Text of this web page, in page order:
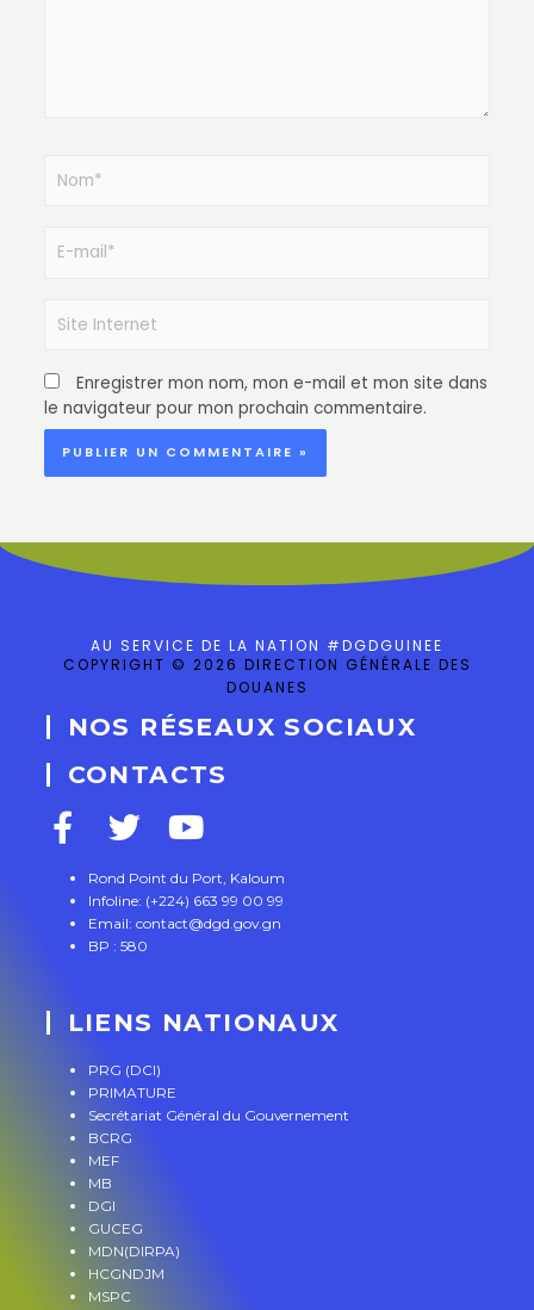
Enregistrer mon nom, mon e-mail et mon site dans
le navigateur pour mon prochain commentaire.
AU SERVICE DE LA NATION #DGDGUINEE
COPYRIGHT © 2026 DIRECTION GÉNÉRALE DES
DOUANES
NOS RÉSEAUX SOCIAUX
CONTACTS
Rond Point du Port, Kaloum
Infoline: (+224) 663 99 00 99
Email: contact@dgd.gov.gn
BP : 580
LIENS NATIONAUX
PRG (DCI)
PRIMATURE
Secrétariat Général du Gouvernement
BCRG
MEF
MB
DGI
GUCEG
MDN(DIRPA)
HCGNDJM
MSPC